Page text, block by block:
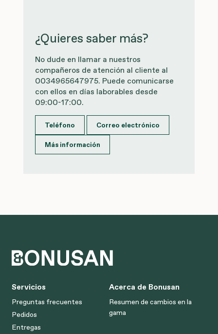
¿Quieres saber más?
No dude en llamar a nuestros
compañeros de atención al cliente al
0034965647975. Puede comunicarse
con ellos en días laborables desde
09:00-17:00.
Teléfono
Correo electrónico
Más información
Servicios
Preguntas frecuentes
Pedidos
Entregas
Acerca de Bonusan
Resumen de cambios en la
gama